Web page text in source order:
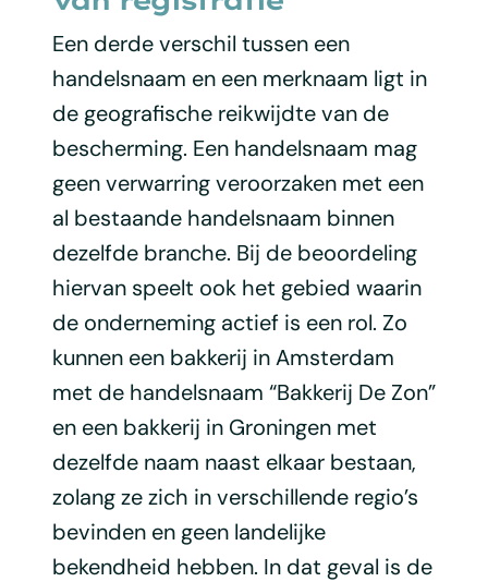
Een derde verschil tussen een
handelsnaam en een merknaam ligt in
de geografische reikwijdte van de
bescherming. Een handelsnaam mag
geen verwarring veroorzaken met een
al bestaande handelsnaam binnen
dezelfde branche. Bij de beoordeling
hiervan speelt ook het gebied waarin
de onderneming actief is een rol. Zo
kunnen een bakkerij in Amsterdam
met de handelsnaam “Bakkerij De Zon”
en een bakkerij in Groningen met
dezelfde naam naast elkaar bestaan,
zolang ze zich in verschillende regio’s
bevinden en geen landelijke
bekendheid hebben. In dat geval is de